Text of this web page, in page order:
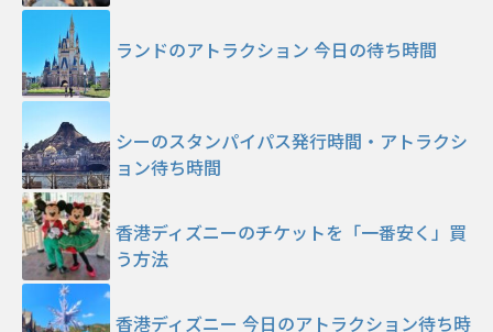
ランドのアトラクション 今日の待ち時間
シーのスタンパイパス発行時間・アトラクシ
ョン待ち時間
香港ディズニーのチケットを「一番安く」買
う方法
香港ディズニー 今日のアトラクション待ち時